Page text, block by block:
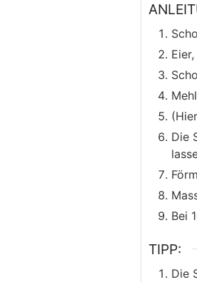
Die
Bei
TIPP:
Die